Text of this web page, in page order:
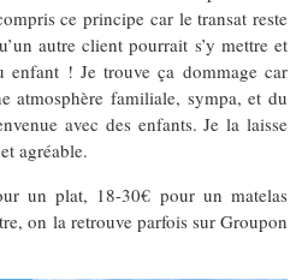
ce principe car le transat reste
autre client pourrait s’y mettre et
enfant ! Je trouve ça dommage car
atmosphère familiale, sympa, et du
avec des enfants. Je la laisse
agréable.
un plat, 18-30€ pour un matelas
on la retrouve parfois sur Groupon